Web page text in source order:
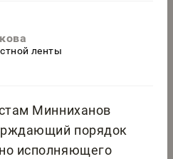
ленты
Минниханов
порядок
исполняющего